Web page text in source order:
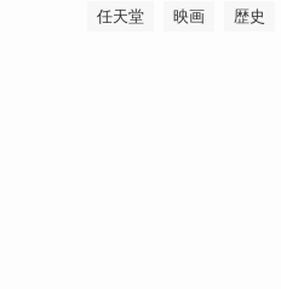
任天堂 映画 歴史